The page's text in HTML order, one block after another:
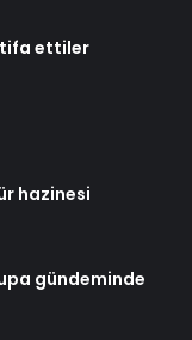
ettiler
hazinesi
gündeminde